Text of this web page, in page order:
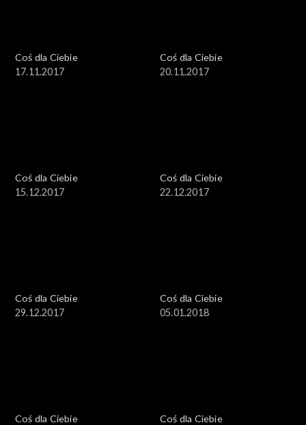
Coś dla Ciebie
17.11.2017
Coś dla Ciebie
20.11.2017
Coś dla Ciebie
15.12.2017
Coś dla Ciebie
22.12.2017
Coś dla Ciebie
29.12.2017
Coś dla Ciebie
05.01.2018
Coś dla Ciebie
Coś dla Ciebie